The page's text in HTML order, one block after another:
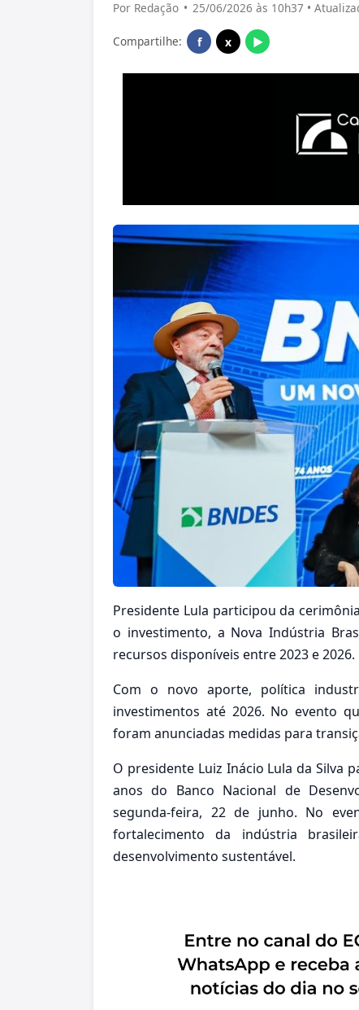
Por Redação • 25/06/2026 às 10h37 •
Compartilhe: f x ▶
Presidente Lula participou da
o investimento, a Nova Indústria
recursos disponíveis entre 2023 e
Com o novo aporte, política
investimentos até 2026. No evento
foram anunciadas medidas para
O presidente Luiz Inácio Lula da Silva
anos do Banco Nacional de
segunda-feira, 22 de junho. No
fortalecimento da indústria
desenvolvimento sustentável.